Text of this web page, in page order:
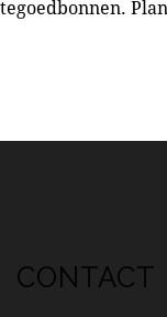
tegoedbonnen.
CONTACT